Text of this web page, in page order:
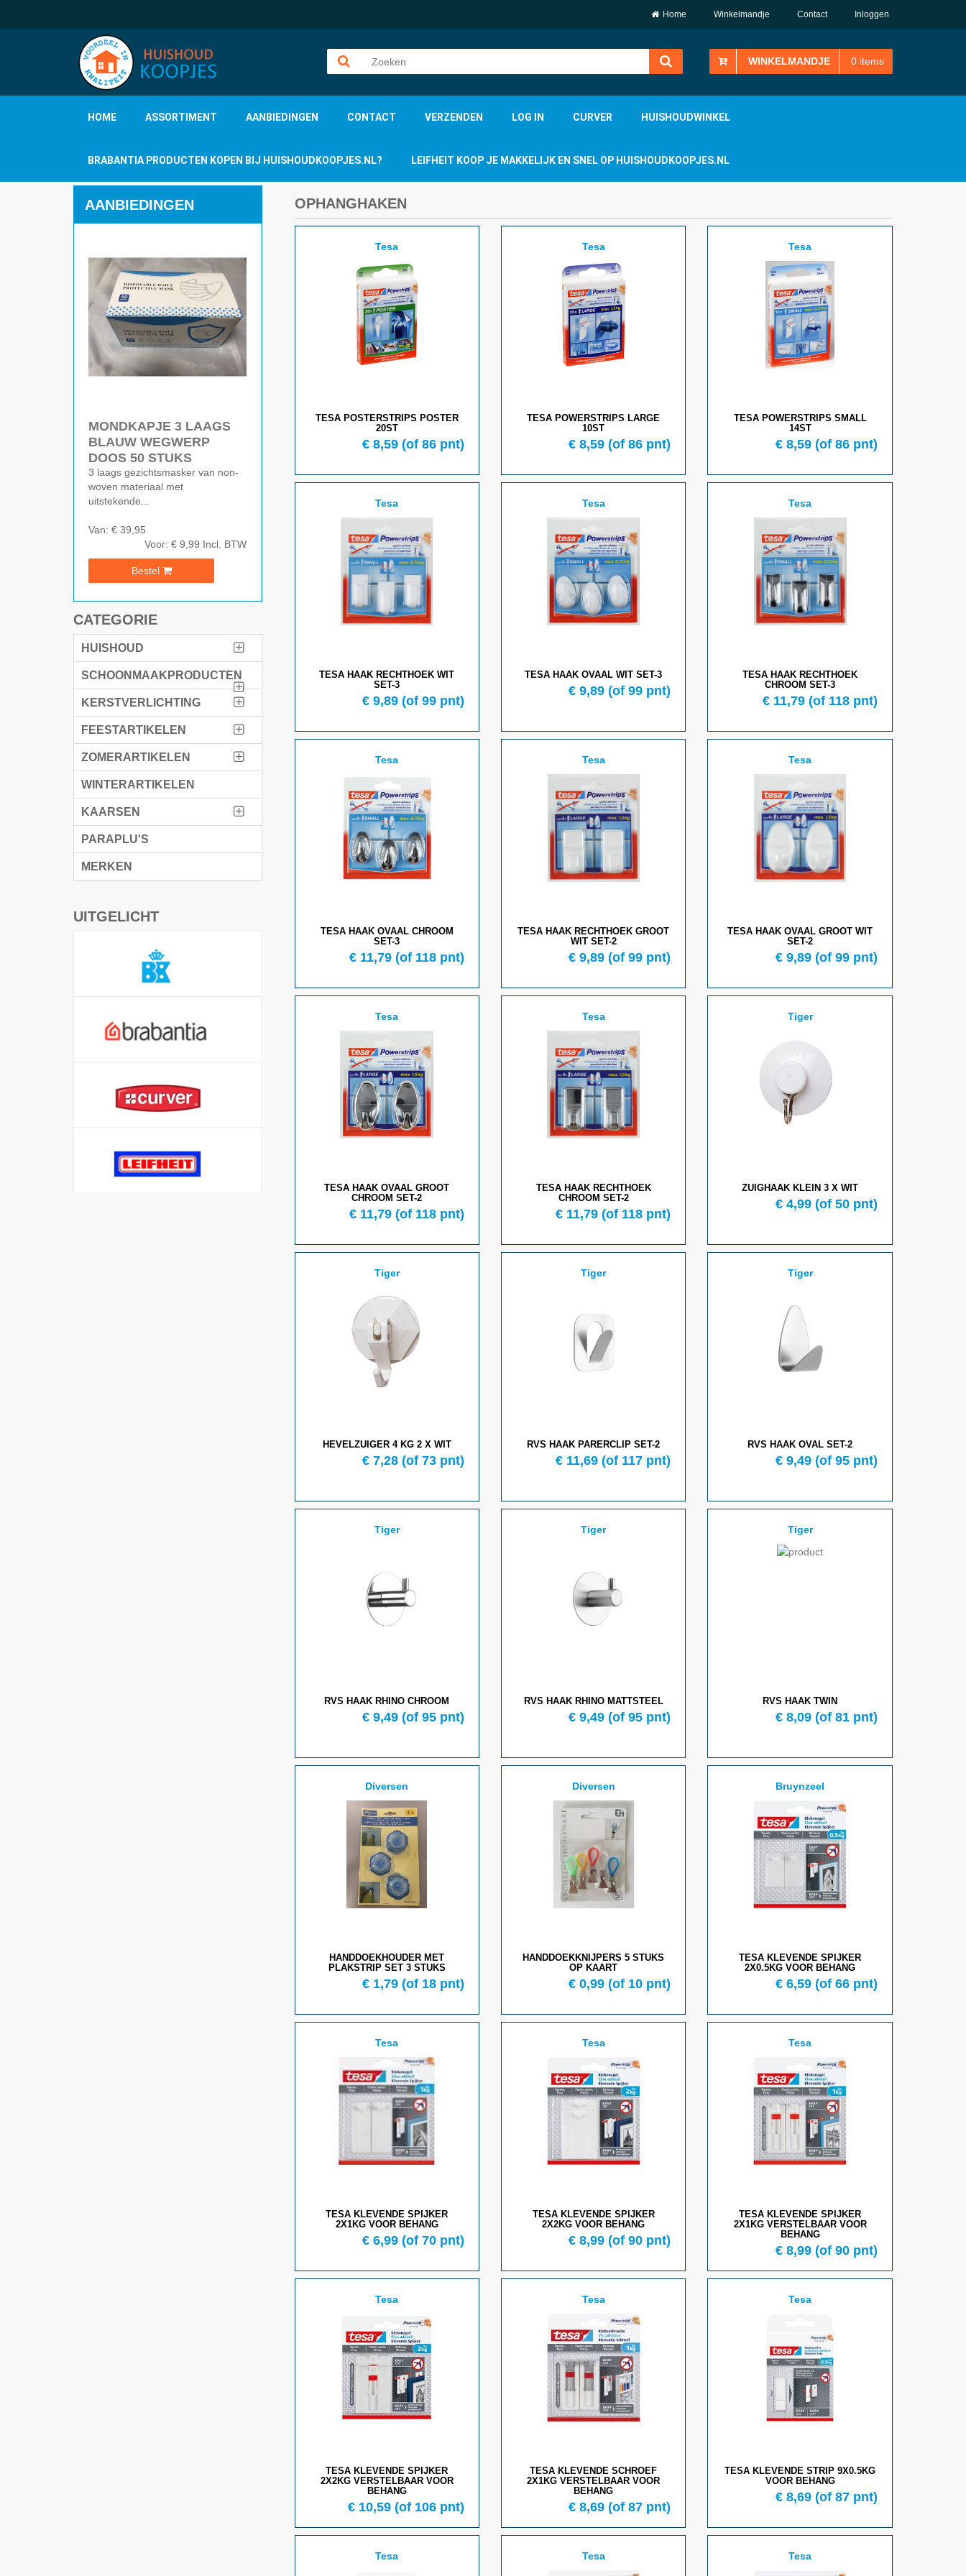
Home Winkelmandje Contact Inloggen
WINKELMANDJE 0 items
HOME ASSORTIMENT AANBIEDINGEN CONTACT VERZENDEN LOG IN CURVER HUISHOUDWINKEL
BRABANTIA PRODUCTEN KOPEN BIJ HUISHOUDKOOPJES.NL? LEIFHEIT KOOP JE MAKKELIJK EN SNEL OP HUISHOUDKOOPJES.NL
AANBIEDINGEN
MONDKAPJE 3 LAAGS
BLAUW WEGWERP
DOOS 50 STUKS
3 laags gezichtsmasker van non-
woven materiaal met
uitstekende...
Van: € 39,95
Voor: € 9,99 Incl. BTW
Bestel
CATEGORIE
HUISHOUD
SCHOONMAAKPRODUCTEN
KERSTVERLICHTING
FEESTARTIKELEN
ZOMERARTIKELEN
WINTERARTIKELEN
KAARSEN
PARAPLU'S
MERKEN
UITGELICHT
OPHANGHAKEN
Tesa
TESA POSTERSTRIPS POSTER
20ST
€ 8,59 (of 86 pnt)
Tesa
TESA POWERSTRIPS LARGE
10ST
€ 8,59(of 86 pnt)
Tesa
TESA POWERSTRIPS SMALL
14ST
€ 8,59 (of 86 pnt)
Tesa
TESA HAAK RECHTHOEK WIT
SET-3
€ 9,89 (of 99 pnt)
Tesa
TESA HAAK OVAAL WIT SET-3
€ 9,89(of 99 pnt)
Tesa
TESA HAAK RECHTHOEK
CHROOM SET-3
€ 11,79 (of 118 pnt)
Tesa
TESA HAAK OVAAL CHROOM
SET-3
€ 11,79 (of 118 pnt)
Tesa
TESA HAAK RECHTHOEK GROOT
WIT SET-2
€ 9,89(of 99 pnt)
Tesa
TESA HAAK OVAAL GROOT WIT
SET-2
€ 9,89 (of 99 pnt)
Tesa
TESA HAAK OVAAL GROOT
CHROOM SET-2
€ 11,79 (of 118 pnt)
Tesa
TESA HAAK RECHTHOEK
CHROOM SET-2
€ 11,79(of 118 pnt)
Tiger
ZUIGHAAK KLEIN 3 X WIT
€ 4,99 (of 50 pnt)
Tiger
HEVELZUIGER 4 KG 2 X WIT
€ 7,28 (of 73 pnt)
Tiger
RVS HAAK PARERCLIP SET-2
€ 11,69(of 117 pnt)
Tiger
RVS HAAK OVAL SET-2
€ 9,49 (of 95 pnt)
Tiger
RVS HAAK RHINO CHROOM
€ 9,49 (of 95 pnt)
Tiger
RVS HAAK RHINO MATTSTEEL
€ 9,49(of 95 pnt)
Tiger
RVS HAAK TWIN
€ 8,09 (of 81 pnt)
Diversen
HANDDOEKHOUDER MET
PLAKSTRIP SET 3 STUKS
€ 1,79 (of 18 pnt)
Diversen
HANDDOEKKNIJPERS 5 STUKS
OP KAART
€ 0,99(of 10 pnt)
Bruynzeel
TESA KLEVENDE SPIJKER
2X0.5KG VOOR BEHANG
€ 6,59 (of 66pnt)
Tesa
TESA KLEVENDE SPIJKER
2X1KG VOOR BEHANG
€ 6,99 (of 70pnt)
Tesa
TESA KLEVENDE SPIJKER
2X2KG VOOR BEHANG
€ 8,99 (of90 pnt)
Tesa
TESA KLEVENDE SPIJKER
2X1KG VERSTELBAAR VOOR
BEHANG
€ 8,99 (of 90pnt)
Tesa
TESA KLEVENDE SPIJKER
2X2KG VERSTELBAAR VOOR
BEHANG
€ 10,59 (of 106pnt)
Tesa
TESA KLEVENDE SCHROEF
2X1KG VERSTELBAAR VOOR
BEHANG
€ 8,69 (of87 pnt)
Tesa
TESA KLEVENDE STRIP 9X0.5KG
VOOR BEHANG
€ 8,69 (of 87pnt)
Tesa Tesa Tesa